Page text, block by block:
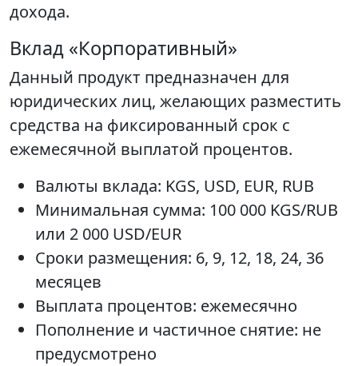
дохода.
Вклад «Корпоративный»
Данный продукт предназначен для
юридических лиц, желающих разместить
средства на фиксированный срок с
ежемесячной выплатой процентов.
Валюты вклада: KGS, USD, EUR, RUB
Минимальная сумма: 100 000 KGS/RUB
или 2 000 USD/EUR
Сроки размещения: 6, 9, 12, 18, 24, 36
месяцев
Выплата процентов: ежемесячно
Пополнение и частичное снятие: не
предусмотрено